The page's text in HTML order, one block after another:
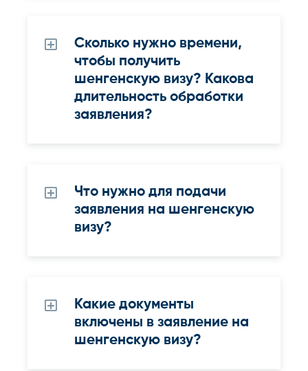
Сколько нужно времени,
чтобы получить
шенгенскую визу? Какова
длительность обработки
заявления?
Что нужно для подачи
заявления на шенгенскую
визу?
Какие документы
включены в заявление на
шенгенскую визу?